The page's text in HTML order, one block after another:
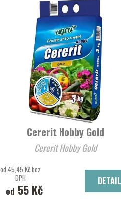
Cererit Hobby Gold
Cererit Hobby Gold
od 45,45 Kč bez
DPH
od 55 Kč
DETAIL